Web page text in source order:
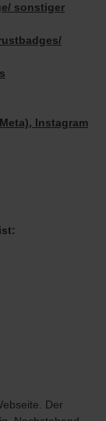
sonstiger
Instagram
Der